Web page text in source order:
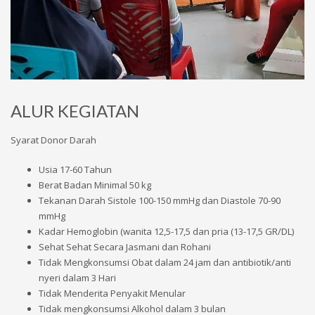
ALUR KEGIATAN
Syarat Donor Darah
Usia 17-60 Tahun
Berat Badan Minimal 50 kg
Tekanan Darah Sistole 100-150 mmHg dan Diastole 70-90
mmHg
Kadar Hemoglobin (wanita 12,5-17,5 dan pria (13-17,5 GR/DL)
Sehat Sehat Secara Jasmani dan Rohani
Tidak Mengkonsumsi Obat dalam 24 jam dan antibiotik/anti
nyeri dalam 3 Hari
Tidak Menderita Penyakit Menular
Tidak mengkonsumsi Alkohol dalam 3 bulan